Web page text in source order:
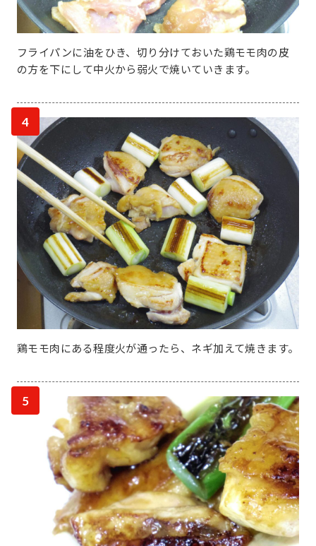
フライパンに油をひき、切り分けておいた鶏モモ肉の皮
の方を下にして中火から弱火で焼いていきます。
4
鶏モモ肉にある程度火が通ったら、ネギ加えて焼きます。
5